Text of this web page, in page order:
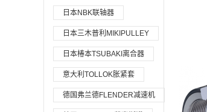
日本NBK联轴器
日本三木普利MIKIPULLEY
日本椿本TSUBAKI离合器
意大利TOLLOK胀紧套
德国弗兰德FLENDER减速机